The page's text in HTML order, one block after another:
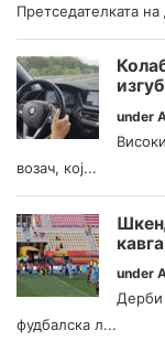
Претседателката
under
возач, кој...
under
Дерби
фудбалска л...